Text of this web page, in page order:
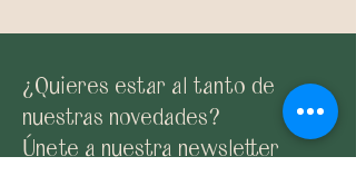
¿Quieres estar al tanto de
nuestras novedades?
Únete a nuestra newsletter